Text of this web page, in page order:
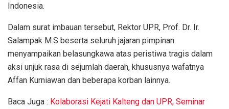
Indonesia.
Dalam surat imbauan tersebut, Rektor UPR, Prof. Dr. Ir.
Salampak M.S beserta seluruh jajaran pimpinan
menyampaikan belasungkawa atas peristiwa tragis dalam
aksi unjuk rasa di sejumlah daerah, khususnya wafatnya
Affan Kurniawan dan beberapa korban lainnya.
Baca Juga : Kolaborasi Kejati Kalteng dan UPR, Seminar